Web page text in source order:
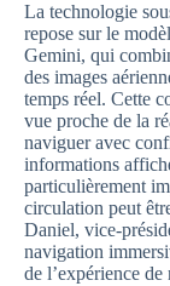
La technologie
repose sur le
Gemini, qui
des images
temps réel. Cette
vue proche de la
naviguer avec
informations
particulièrement
circulation peut
Daniel, vice-
navigation
de l’expérience